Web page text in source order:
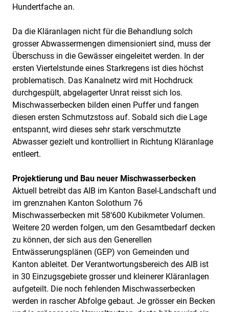
Hundertfache an.
Da die Kläranlagen nicht für die Behandlung solch
grosser Abwassermengen dimensioniert sind, muss der
Überschuss in die Gewässer eingeleitet werden. In der
ersten Viertelstunde eines Starkregens ist dies höchst
problematisch. Das Kanalnetz wird mit Hochdruck
durchgespült, abgelagerter Unrat reisst sich los.
Mischwasserbecken bilden einen Puffer und fangen
diesen ersten Schmutzstoss auf. Sobald sich die Lage
entspannt, wird dieses sehr stark verschmutzte
Abwasser gezielt und kontrolliert in Richtung Kläranlage
entleert.
Projektierung und Bau neuer Mischwasserbecken
Aktuell betreibt das AIB im Kanton Basel-Landschaft und
im grenznahen Kanton Solothurn 76
Mischwasserbecken mit 58‘600 Kubikmeter Volumen.
Weitere 20 werden folgen, um den Gesamtbedarf decken
zu können, der sich aus den Generellen
Entwässerungsplänen (GEP) von Gemeinden und
Kanton ableitet. Der Verantwortungsbereich des AIB ist
in 30 Einzugsgebiete grosser und kleinerer Kläranlagen
aufgeteilt. Die noch fehlenden Mischwasserbecken
werden in rascher Abfolge gebaut. Je grösser ein Becken